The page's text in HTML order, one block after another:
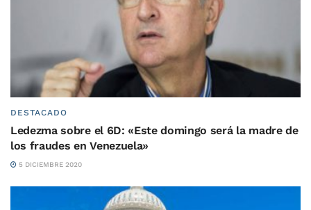
DESTACADO
Ledezma sobre el 6D: «Este domingo será la madre de
los fraudes en Venezuela»
5 DICIEMBRE 2020